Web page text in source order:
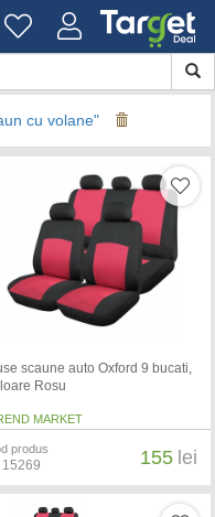
cu volane"
scaune auto Oxford 9 bucati,
Rosu
MARKET
produs 155 lei